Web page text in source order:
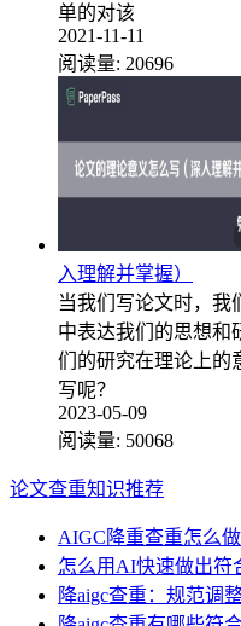
单的对该
2021-11-11
阅读量: 20696
入理解并掌握）
当我们写论文时，我
中表达我们的思想和
们的研究在理论上的
写呢？
2023-05-09
阅读量: 50068
论文查重知识推荐
AIGC降重查重怎么
怎么用AI快速做出符
降aigc查重：规范调